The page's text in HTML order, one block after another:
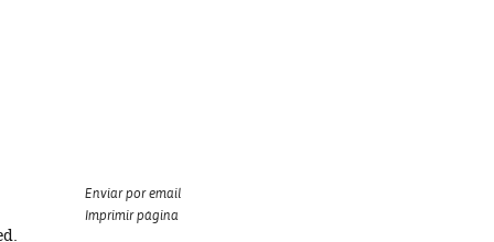
Enviar por email
Imprimir página